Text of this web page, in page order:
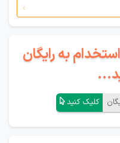
به رایگان
کلیک کنید